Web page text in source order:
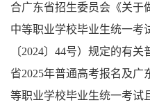
合广东省招生委员会《关于
中等职业学校毕业生统一考
〔2024〕44号）规定的有
省2025年普通高考报名及广
等职业学校毕业生统一考试